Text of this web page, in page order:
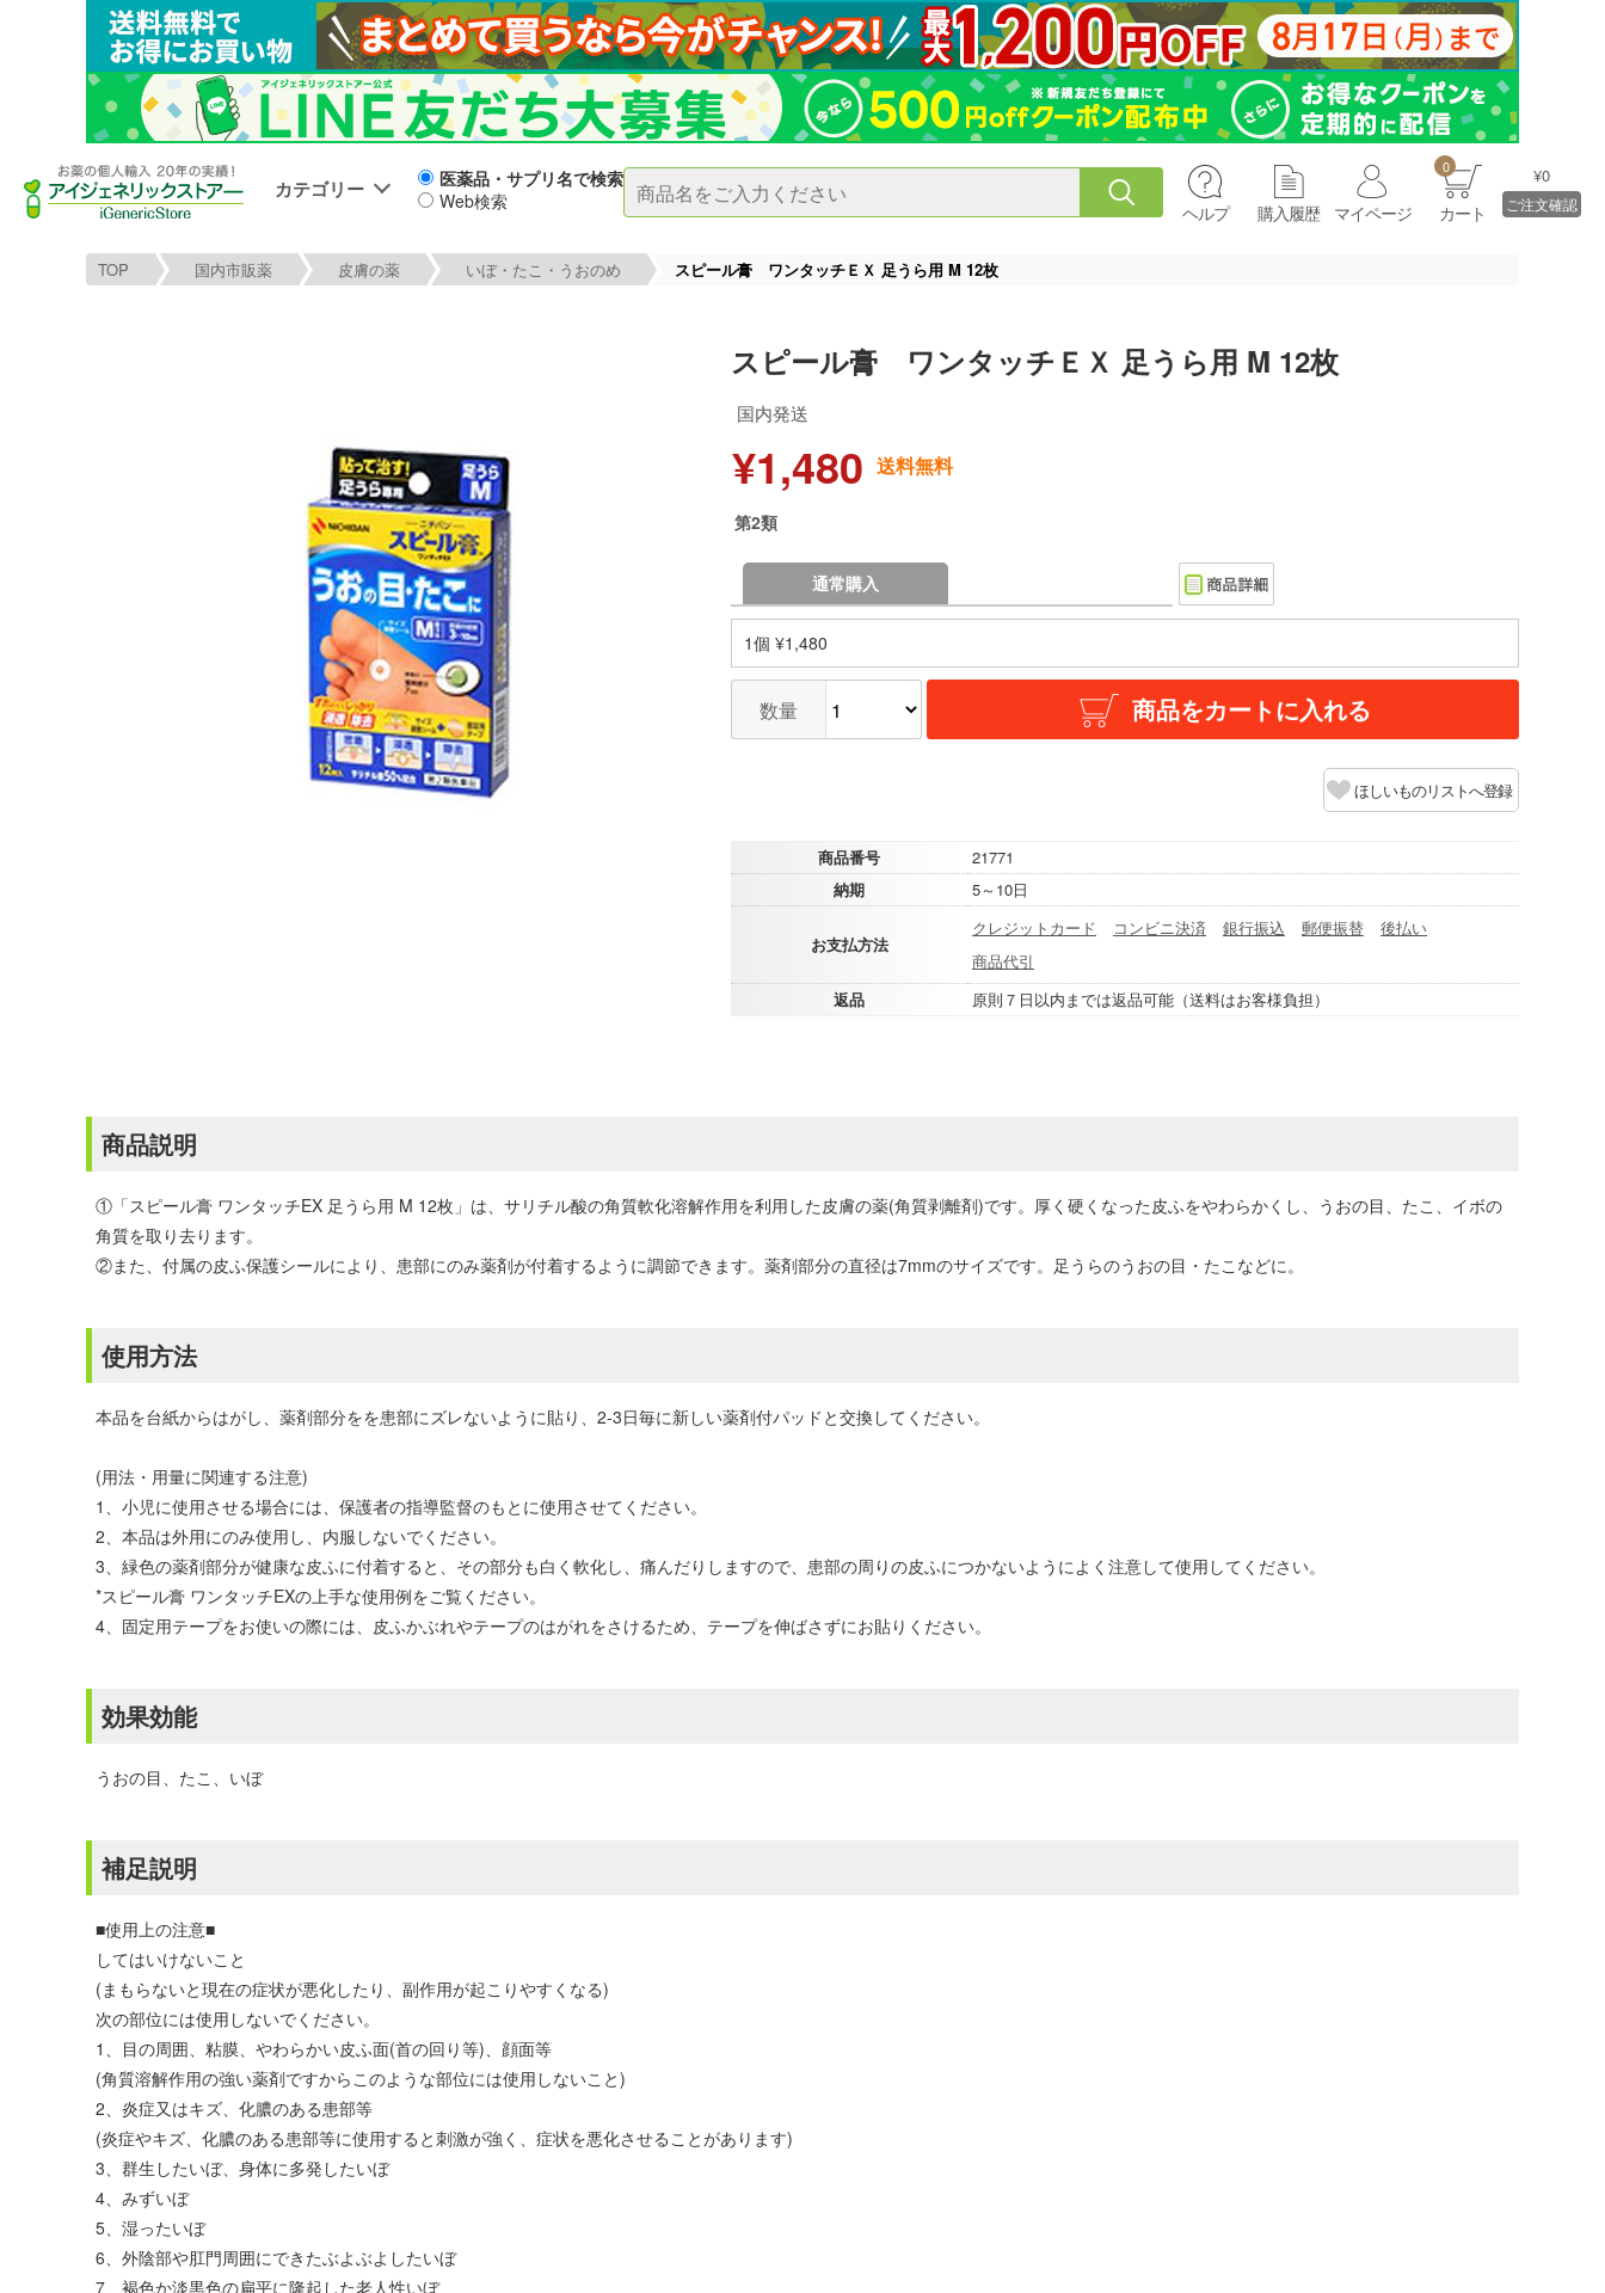
カテゴリー
医薬品・サプリ名で検索
Web検索
ヘルプ 購入履歴 マイページ
0
カート
¥0
ご注文確認
TOP 国内市販薬 皮膚の薬 いぼ・たこ・うおのめ スピール膏 ワンタッチＥＸ 足うら用 M 12枚
スピール膏 ワンタッチＥＸ 足うら用 M 12枚
国内発送
¥1,480 送料無料
第2類
通常購入
1個 ¥1,480
数量 商品をカートに入れる
ほしいものリストへ登録
商品番号
21771
納期
5～10日
お支払方法
クレジットカード コンビニ決済 銀行振込 郵便振替
後払い
商品代引
返品
原則７日以内までは返品可能（送料はお客様負担）
商品説明
①「スピール膏 ワンタッチEX 足うら用 M 12枚」は、サリチル酸の角質軟化溶解作用を利用した皮膚の薬(角質剥離剤)です。厚く硬くなった皮ふをやわらかくし、うおの目、たこ、イボの
角質を取り去ります。
②また、付属の皮ふ保護シールにより、患部にのみ薬剤が付着するように調節できます。薬剤部分の直径は7mmのサイズです。足うらのうおの目・たこなどに。
使用方法
本品を台紙からはがし、薬剤部分をを患部にズレないように貼り、2-3日毎に新しい薬剤付パッドと交換してください。
(用法・用量に関連する注意)
1、小児に使用させる場合には、保護者の指導監督のもとに使用させてください。
2、本品は外用にのみ使用し、内服しないでください。
3、緑色の薬剤部分が健康な皮ふに付着すると、その部分も白く軟化し、痛んだりしますので、患部の周りの皮ふにつかないようによく注意して使用してください。
*スピール膏 ワンタッチEXの上手な使用例をご覧ください。
4、固定用テープをお使いの際には、皮ふかぶれやテープのはがれをさけるため、テープを伸ばさずにお貼りください。
効果効能
うおの目、たこ、いぼ
補足説明
■使用上の注意■
してはいけないこと
(まもらないと現在の症状が悪化したり、副作用が起こりやすくなる)
次の部位には使用しないでください。
1、目の周囲、粘膜、やわらかい皮ふ面(首の回り等)、顔面等
(角質溶解作用の強い薬剤ですからこのような部位には使用しないこと)
2、炎症又はキズ、化膿のある患部等
(炎症やキズ、化膿のある患部等に使用すると刺激が強く、症状を悪化させることがあります)
3、群生したいぼ、身体に多発したいぼ
4、みずいぼ
5、湿ったいぼ
6、外陰部や肛門周囲にできたぶよぶよしたいぼ
7、褐色か淡黒色の扁平に隆起した老人性いぼ